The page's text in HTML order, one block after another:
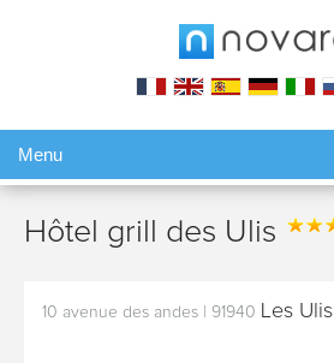
Menu
Hôtel grill des Ulis
10 avenue des andes 91940 Les Ulis